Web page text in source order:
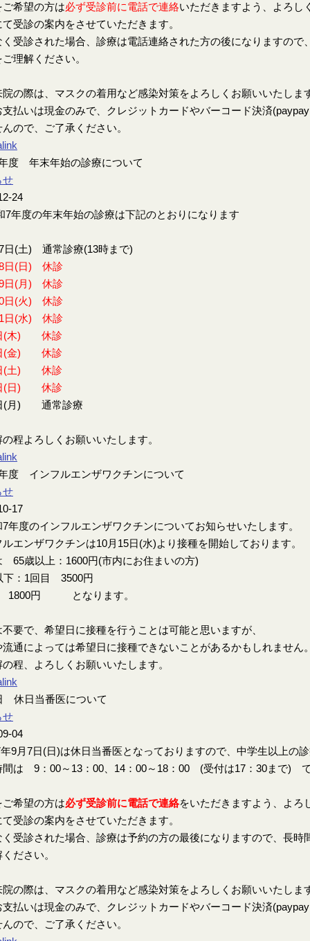
ご希望の方は必ず受診前に電話で連絡いただきますよう、よろし
受診の案内をさせていただきます。
く受診された場合、診療は電話連絡された方の後になりますの
理解ください。
院の際は、マスクの着用など感染対策をよろしくお願いいたしま
支払いは現金のみで、クレジットカードやバーコード決済
ので、ご了承ください。
度 年末年始の診療について
せ
24
度の年末年始の診療は下記のとおりになります
日(土) 通常診療(13時まで)
日(日) 休診
日(月) 休診
日(火) 休診
日(水) 休診
(木) 休診
(金) 休診
(土) 休診
(日) 休診
(月) 通常診療
程よろしくお願いいたします。
度 インフルエンザワクチンについて
せ
17
度のインフルエンザワクチンについてお知らせいたします。
エンザワクチンは10月15日(水)より接種を開始しております。
65歳以上：1600円(市内にお住まいの方)
下：1回目 3500円
1800円 となります。
要で、希望日に接種を行うことは可能と思いますが、
流通によっては希望日に接種できないことがあるかもしれません
程、よろしくお願いいたします。
休日当番医について
せ
04
9月7日(日)は休日当番医となっておりますので、中学生以上の
間は 9：00～13：00、14：00～18：00 (受付は17：30まで)
ご希望の方は必ず受診前に電話で連絡をいただきますよう、よろ
受診の案内をさせていただきます。
く受診された場合、診療は予約の方の最後になりますので、長
ださい。
院の際は、マスクの着用など感染対策をよろしくお願いいたしま
支払いは現金のみで、クレジットカードやバーコード決済
ので、ご了承ください。